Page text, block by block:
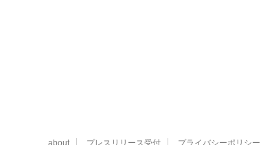
about プレスリリース受付 プライバシーポリシー